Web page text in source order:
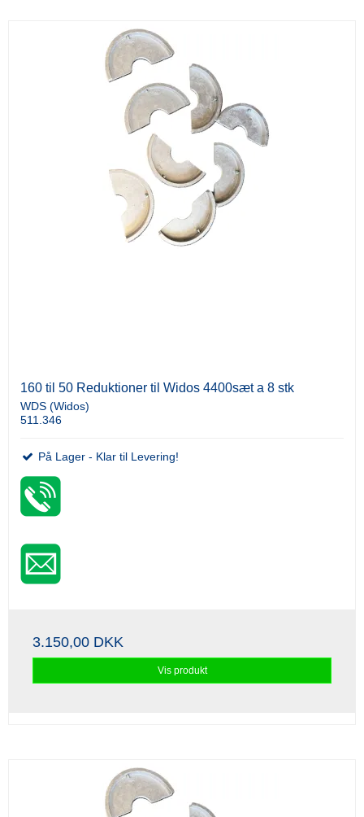
160 til 50 Reduktioner til Widos 4400sæt a 8 stk
WDS (Widos)
511.346
På Lager - Klar til Levering!
3.150,00 DKK
Vis produkt